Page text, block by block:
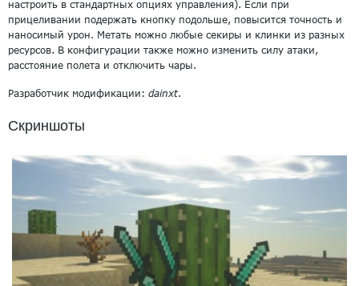
настроить в стандартных опциях управления). Если при
прицеливании подержать кнопку подольше, повысится точность и
наносимый урон. Метать можно любые секиры и клинки из разных
ресурсов. В конфигурации также можно изменить силу атаки,
расстояние полета и отключить чары.
Разработчик модификации: dainxt.
Скриншоты